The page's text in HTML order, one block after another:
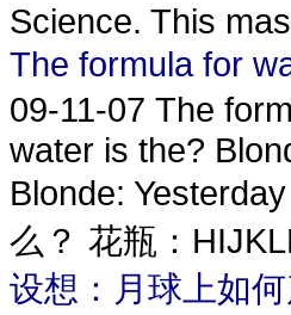
Science. This
The formula for
09-11-07 The
water is the?
Blonde:
么？ 花瓶：
设想：月球上如